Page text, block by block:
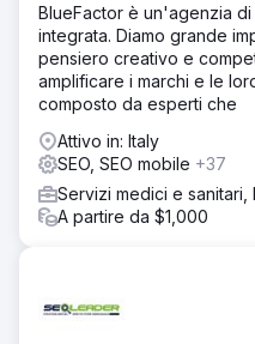
BlueFactor è un'agenzia
integrata. Diamo grande
pensiero creativo e
amplificare i marchi e le
composto da esperti che
Attivo in: Italy
SEO, SEO mobile +37
Servizi medici e sanitari,
A partire da $1,000